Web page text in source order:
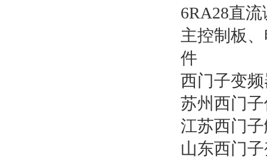
6RA28直流
主控制板
件
西门子变
苏州西门
江苏西门
山东西门